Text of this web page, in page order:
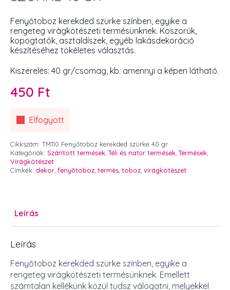
Fenyőtoboz kerekded szürke színben, egyike a
rengeteg virágkötészeti termésünknek. Koszorúk,
kopogtatók, asztaldíszek, egyéb lakásdekoráció
készítéséhez tökéletes választás.
Kiszerelés: 40 gr/csomag, kb. amennyi a képen látható.
450 Ft
Elfogyott
Cikkszám: TM110 Fenyőtoboz kerekded szürke 40 gr
Kategóriák: Szárított termések ,Téli és natúr termések ,Termések
Virágkötészet
Címkék: dekor fenyőtoboz termés toboz virágkötészet
Leírás
Leírás
Fenyőtoboz kerekded szürke színben, egyike a
rengeteg virágkötészeti termésünknek. Emellett
számtalan kellékünk közül tudsz válogatni, melyekkel